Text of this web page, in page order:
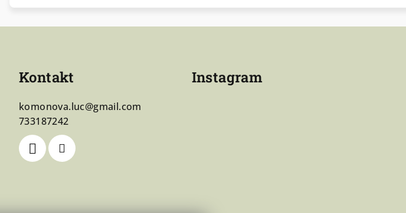
Kontakt
komonova.luc@gmail.com
733187242
Instagram